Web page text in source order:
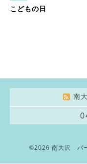
こどもの日
南
©2026 南大沢 パ